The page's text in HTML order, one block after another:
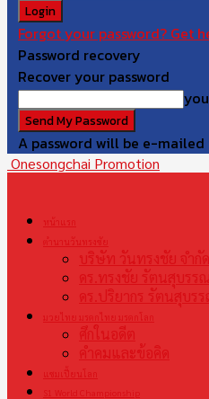
Forgot your password? Get
Password recovery
Recover your password
A password will be e-
Onesongchai Promotion
หน้าแรก
ตำนานวันทรงชัย
บริษัท วันทรงชัย จำกัด
ดร.ทรงชัย รัตนสุบรรณ
ดร.ปริยากร รัตนสุบร
มวยไทย มรดกไทย มรดกโลก
ศึกในอดีต
คำคมและข้อคิด
แชมเปี้ยนโลก
S1 World Championship